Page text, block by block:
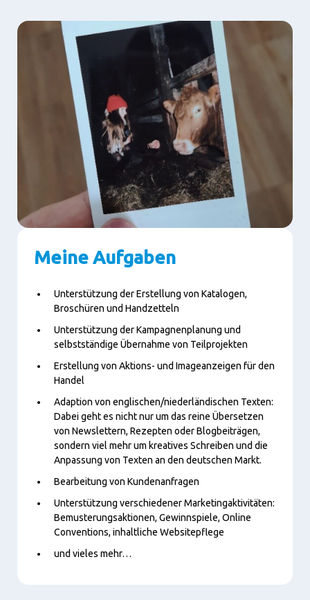
Meine Aufgaben
Unterstützung der Erstellung von Katalogen,
Broschüren und Handzetteln
Unterstützung der Kampagnenplanung und
selbstständige Übernahme von Teilprojekten
Erstellung von Aktions- und Imageanzeigen für den
Handel
Adaption von englischen/niederländischen Texten:
Dabei geht es nicht nur um das reine Übersetzen
von Newslettern, Rezepten oder Blogbeiträgen,
sondern viel mehr um kreatives Schreiben und die
Anpassung von Texten an den deutschen Markt.
Bearbeitung von Kundenanfragen
Unterstützung verschiedener Marketingaktivitäten:
Bemusterungsaktionen, Gewinnspiele, Online
Conventions, inhaltliche Websitepflege
und vieles mehr…